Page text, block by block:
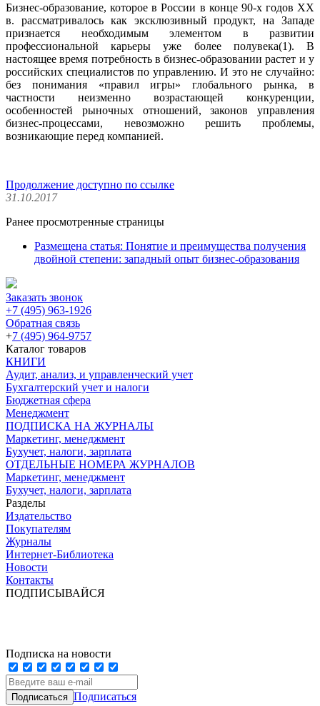
Бизнес-образование, которое в России в конце 90-х годов XX
в. рассматривалось как эксклюзивный продукт, на Западе
признается необходимым элементом в развитии
профессиональной карьеры уже более полувека(1). В
настоящее время потребность в бизнес-образовании растет и у
российских специалистов по управлению. И это не случайно:
без понимания «правил игры» глобального рынка, в
частности неизменно возрастающей конкуренции,
особенностей рыночных отношений, законов управления
бизнес-процессами, невозможно решить проблемы,
возникающие перед компанией.
Продолжение доступно по ссылке
31.10.2017
Ранее просмотренные страницы
Размещена статья: Понятие и преимущества получения
двойной степени: западный опыт бизнес-образования
Заказать звонок
+7 (495) 963-1926
Обратная связь
+7 (495) 964-9757
Каталог товаров
КНИГИ
Аудит, анализ, и управленческий учет
Бухгалтерский учет и налоги
Бюджетная сфера
Менеджмент
ПОДПИСКА НА ЖУРНАЛЫ
Маркетинг, менеджмент
Бухучет, налоги, зарплата
ОТДЕЛЬНЫЕ НОМЕРА ЖУРНАЛОВ
Маркетинг, менеджмент
Бухучет, налоги, зарплата
Разделы
Издательство
Покупателям
Журналы
Интернет-Библиотека
Новости
Контакты
ПОДПИСЫВАЙСЯ
Подписка на новости
Подписаться